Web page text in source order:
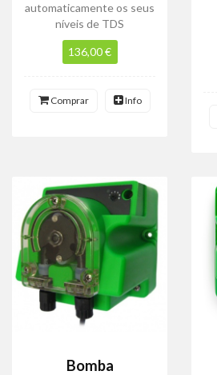
automaticamente os seus
níveis de TDS
136,00 €
Comprar Info
Bomba